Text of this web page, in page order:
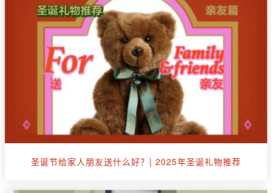
圣诞节给家人朋友送什么好？| 2025年圣诞礼物推荐